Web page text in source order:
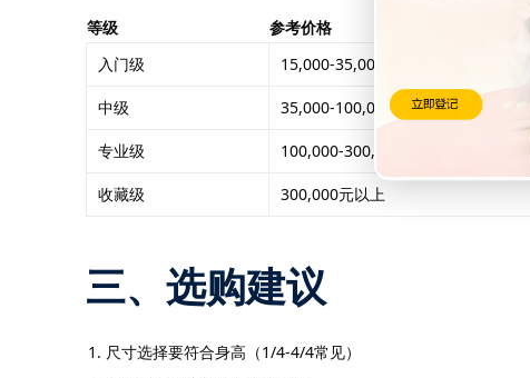
等级 参考价格
入门级
15,000-35,000元
中级 35,000-100,000元
专业级 100,000-300,000元
收藏级 300,000元以上
三、选购建议
尺寸选择要符合身高（1/4-4/4常见）